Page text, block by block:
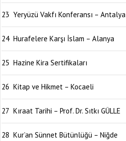
23 Yeryüzü Vakfı Konferansı – Antalya
24 Hurafelere Karşı İslam – Alanya
25 Hazine Kira Sertifikaları
26 Kitap ve Hikmet – Kocaeli
27 Kıraat Tarihi – Prof. Dr. Sıtkı GÜLLE
28 Kur’an Sünnet Bütünlüğü – Niğde